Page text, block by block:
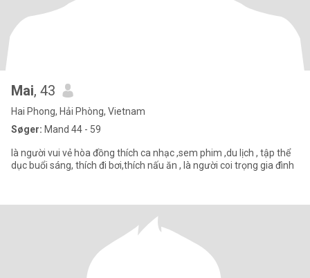
Mai, 43
Hai Phong, Hải Phòng, Vietnam
Søger: Mand 44 - 59
là người vui vẻ hòa đồng thích ca nhạc ,sem phim ,du lịch , tập thể
dục buổi sáng, thích đi bơi,thích nấu ăn , là người coi trọng gia đình